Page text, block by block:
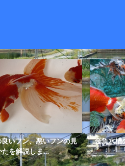
いフン、悪いフンの見
を解説しま...
金魚水槽